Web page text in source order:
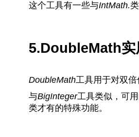
这个工具有一些与IntMath.
5.DoubleMath实
DoubleMath工具用于对双倍
与BigInteger工具类似，可
类才有的特殊功能。